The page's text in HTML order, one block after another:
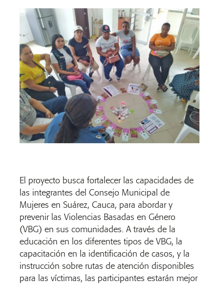
El proyecto busca fortalecer las capacidades de
las integrantes del Consejo Municipal de
Mujeres en Suárez, Cauca, para abordar y
prevenir las Violencias Basadas en Género
(VBG) en sus comunidades. A través de la
educación en los diferentes tipos de VBG, la
capacitación en la identificación de casos, y la
instrucción sobre rutas de atención disponibles
para las víctimas, las participantes estarán mejor